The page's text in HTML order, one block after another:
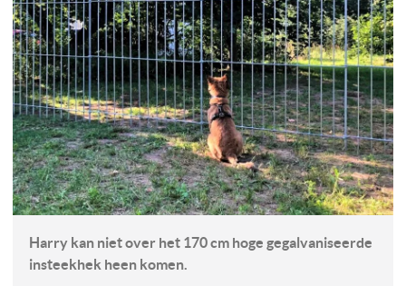
Harry kan niet over het 170 cm hoge gegalvaniseerde
insteekhek heen komen.